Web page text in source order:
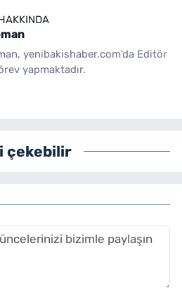
yenibakishaber.com'da Editör
yapmaktadır.
çekebilir